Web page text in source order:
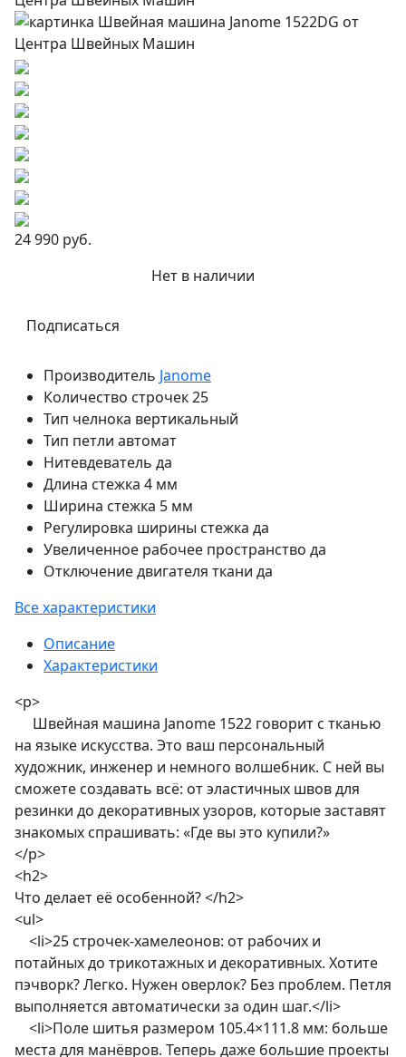
24 990 руб.
Нет в наличии
Подписаться
Производитель Janome
Количество строчек25
Тип челнока вертикальный
Тип петли автомат
Нитевдеватель да
Длина стежка 4 мм
Ширина стежка 5 мм
Регулировка ширины стежка да
Увеличенное рабочее пространство да
Отключение двигателя ткани да
Все характеристики
Описание
Характеристики
<p>
Швейная машина Janome 1522 говорит с тканью
на языке искусства. Это ваш персональный
художник, инженер и немного волшебник. С ней вы
сможете создавать всё: от эластичных швов для
резинки до декоративных узоров, которые заставят
знакомых спрашивать: «Где вы это купили?»
</p>
<h2>
Что делает её особенной? </h2>
<ul>
<li>25 строчек-хамелеонов: от рабочих и
потайных до трикотажных и декоративных. Хотите
пэчворк? Легко. Нужен оверлок? Без проблем. Петля
выполняется автоматически за один шаг.</li>
<li>Поле шитья размером 105.4×111.8 мм: больше
места для манёвров. Теперь даже большие проекты